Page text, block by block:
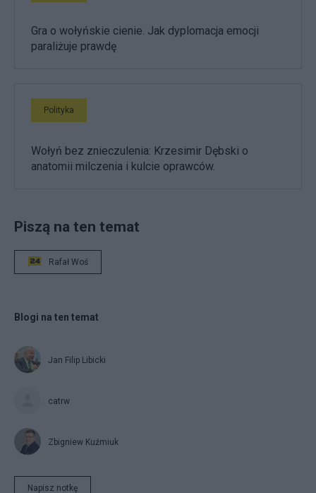
Gra o wołyńskie cienie. Jak dyplomacja emocji
paraliżuje prawdę
Polityka
Wołyń bez znieczulenia: Krzesimir Dębski o
anatomii milczenia i kulcie oprawców.
Piszą na ten temat
Rafał Woś
Blogi na ten temat
Jan Filip Libicki
catrw
Zbigniew Kuźmiuk
Napisz notkę